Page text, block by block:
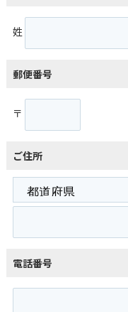
姓
郵便番号
〒
ご住所
電話番号